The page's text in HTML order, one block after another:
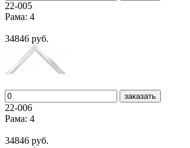
22-005
Рама: 4
34846 руб.
заказать
22-006
Рама: 4
34846 руб.